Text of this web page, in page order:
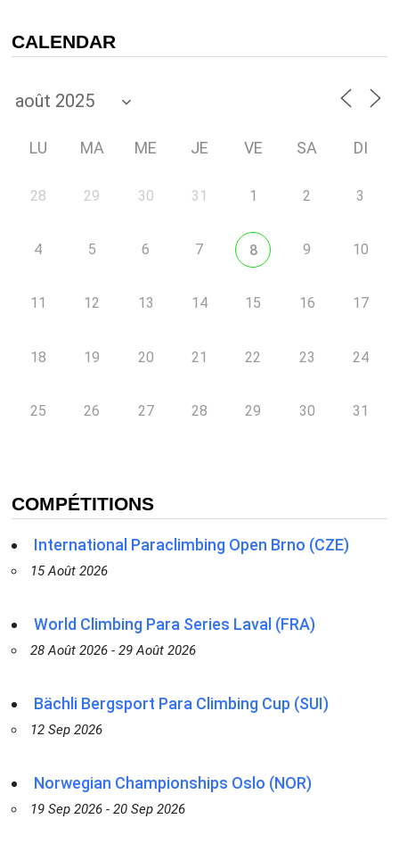
CALENDAR
LU MA ME JE VE SA DI
28 29 30 31 1 2 3
4 5 6 7 8 9 10
11 12 13 14 15 16 17
18 19 20 21 22 23 24
25 26 27 28 29 30 31
COMPÉTITIONS
International Paraclimbing Open Brno (CZE)
15 Août 2026
World Climbing Para Series Laval (FRA)
28 Août 2026 - 29 Août 2026
Bächli Bergsport Para Climbing Cup (SUI)
12 Sep 2026
Norwegian Championships Oslo (NOR)
19 Sep 2026 - 20 Sep 2026